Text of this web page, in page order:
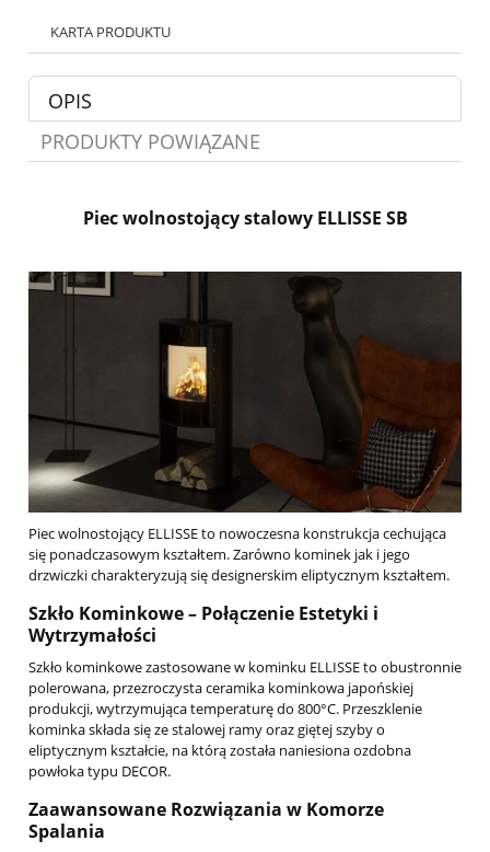
KARTA PRODUKTU
OPIS
PRODUKTY POWIĄZANE
Piec wolnostojący stalowy ELLISSE SB
Piec wolnostojący ELLISSE to nowoczesna konstrukcja cechująca
się ponadczasowym kształtem. Zarówno kominek jak i jego
drzwiczki charakteryzują się designerskim eliptycznym kształtem.
Szkło Kominkowe – Połączenie Estetyki i
Wytrzymałości
Szkło kominkowe zastosowane w kominku ELLISSE to obustronnie
polerowana, przezroczysta ceramika kominkowa japońskiej
produkcji, wytrzymująca temperaturę do 800°C. Przeszklenie
kominka składa się ze stalowej ramy oraz giętej szyby o
eliptycznym kształcie, na którą została naniesiona ozdobna
powłoka typu DECOR.
Zaawansowane Rozwiązania w Komorze
Spalania